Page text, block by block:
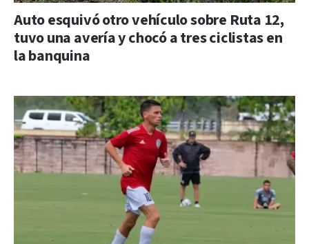
Auto esquivó otro vehículo sobre Ruta 12,
tuvo una avería y chocó a tres ciclistas en
la banquina